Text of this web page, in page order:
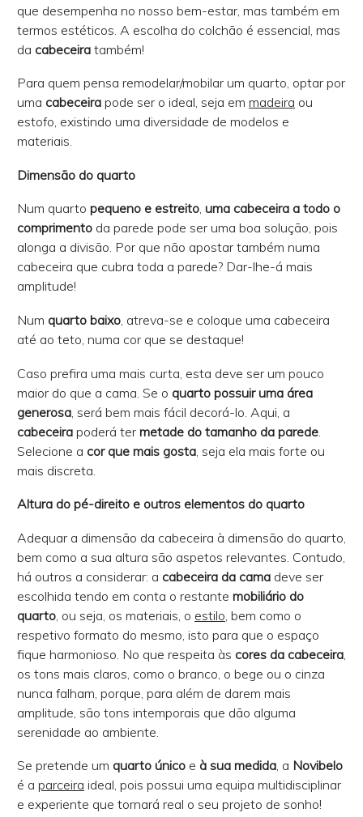
que desempenha no nosso bem-estar, mas também em
termos estéticos. A escolha do colchão é essencial, mas
da cabeceira também!
Para quem pensa remodelar/mobilar um quarto, optar por
uma cabeceira pode ser o ideal, seja em madeira ou
estofo, existindo uma diversidade de modelos e
materiais.
Dimensão do quarto
Num quarto pequeno e estreito, uma cabeceira a todo o
comprimento da parede pode ser uma boa solução, pois
alonga a divisão. Por que não apostar também numa
cabeceira que cubra toda a parede? Dar-lhe-á mais
amplitude!
Num quarto baixo, atreva-se e coloque uma cabeceira
até ao teto, numa cor que se destaque!
Caso prefira uma mais curta, esta deve ser um pouco
maior do que a cama. Se o quarto possuir uma área
generosa , será bem mais fácil decorá-lo. Aqui, a
cabeceira poderá ter metade do tamanho da parede
Selecione a cor que mais gosta , seja ela mais forte ou
mais discreta.
Altura do pé-direito e outros elementos do quarto
Adequar a dimensão da cabeceira à dimensão do quarto,
bem como a sua altura são aspetos relevantes. Contudo,
há outros a considerar: a cabeceira da cama deve ser
escolhida tendo em conta o restante mobiliário do
quarto , ou seja, os materiais, o estilo , bem como o
respetivo formato do mesmo, isto para que o espaço
fique harmonioso. No que respeita às cores da cabeceira
os tons mais claros, como o branco, o bege ou o cinza
nunca falham, porque, para além de darem mais
amplitude, são tons intemporais que dão alguma
serenidade ao ambiente.
Se pretende um quarto único e à sua medida, a Novibelo
é a parceira ideal, pois possui uma equipa multidisciplinar
e experiente que tornará real o seu projeto de sonho!